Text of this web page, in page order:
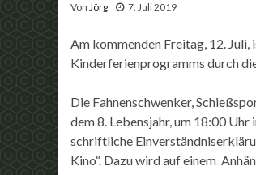
Von Jörg 7. Juli 2019
Am kommenden Freitag, 12.
Kinderferienprogramms durch
Die Fahnenschwenker,
dem 8. Lebensjahr, um 18:00
schriftliche
Kino“. Dazu wird auf einem